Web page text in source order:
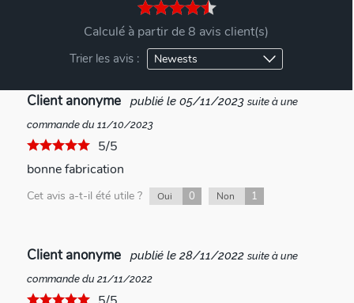
Calculé à partir de 8 avis client(s)
Trier les avis :
Client anonyme publié le 05/11/2023 suite à une
commande du 11/10/2023
5/5
bonne fabrication
Cet avis a-t-il été utile ? Oui 0 Non 1
Client anonyme publié le 28/11/2022 suite à une
commande du 21/11/2022